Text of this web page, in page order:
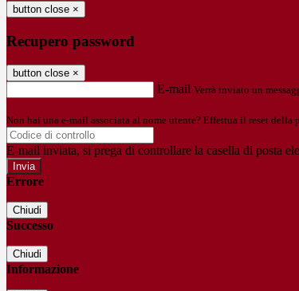
button close ×
Recupero password
button close ×
E-mail Verrà inviato un
Non hai una e-mail associata al nome utente? Effettua il reset della
E-mail inviata, si prega di controllare la casella di posta
Errore
Chiudi
Successo
Chiudi
Informazione